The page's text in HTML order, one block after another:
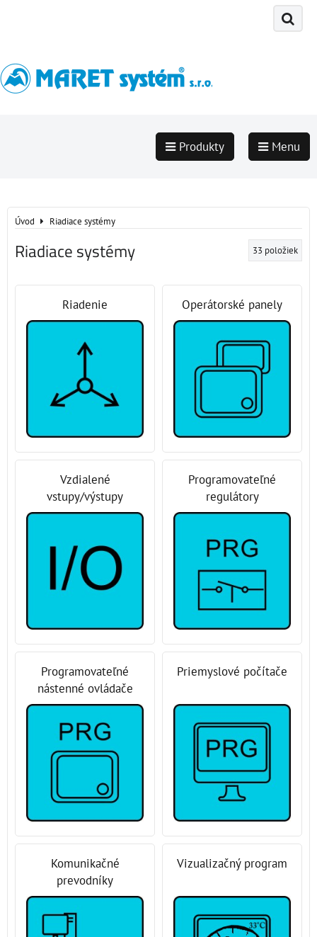
Produkty Menu
Úvod Riadiace systémy
Riadiace systémy 33 položiek
Riadenie Operátorské panely
Vzdialené
vstupy/výstupy
Programovateľné
regulátory
Programovateľné
nástenné ovládače
Priemyslové počítače
Komunikačné
prevodníky
Vizualizačný program